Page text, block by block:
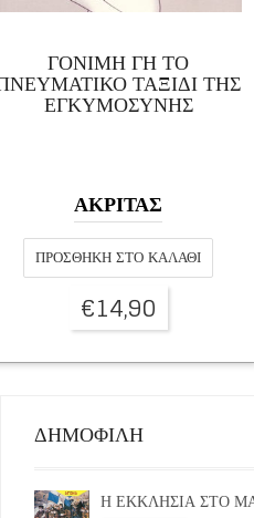
ΓΟΝΙΜΗ ΓΗ ΤΟ
ΤΑΞΙΔΙ ΤΗΣ
ΕΓΚΥΜΟΣΥΝΗΣ
ΑΚΡΙΤΑΣ
ΠΡΟΣΘΉΚΗ ΣΤΟ ΚΑΛΆΘΙ
€14,90
ΔΗΜΟΦΙΛΗ
Η ΕΚΚΛΗΣΙΑ ΣΤΟ